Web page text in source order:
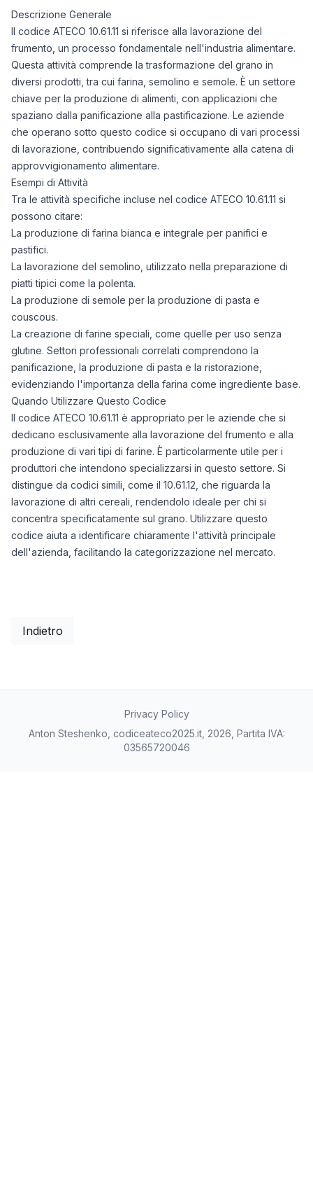
Descrizione Generale
Il codice ATECO 10.61.11 si riferisce alla lavorazione del
frumento, un processo fondamentale nell'industria alimentare.
Questa attività comprende la trasformazione del grano in
diversi prodotti, tra cui farina, semolino e semole. È un settore
chiave per la produzione di alimenti, con applicazioni che
spaziano dalla panificazione alla pastificazione. Le aziende
che operano sotto questo codice si occupano di vari processi
di lavorazione, contribuendo significativamente alla catena di
approvvigionamento alimentare.
Esempi di Attività
Tra le attività specifiche incluse nel codice ATECO 10.61.11 si
possono citare:
La produzione di farina bianca e integrale per panifici e
pastifici.
La lavorazione del semolino, utilizzato nella preparazione di
piatti tipici come la polenta.
La produzione di semole per la produzione di pasta e
couscous.
La creazione di farine speciali, come quelle per uso senza
glutine. Settori professionali correlati comprendono la
panificazione, la produzione di pasta e la ristorazione,
evidenziando l'importanza della farina come ingrediente base.
Quando Utilizzare Questo Codice
Il codice ATECO 10.61.11 è appropriato per le aziende che si
dedicano esclusivamente alla lavorazione del frumento e alla
produzione di vari tipi di farine. È particolarmente utile per i
produttori che intendono specializzarsi in questo settore. Si
distingue da codici simili, come il 10.61.12, che riguarda la
lavorazione di altri cereali, rendendolo ideale per chi si
concentra specificatamente sul grano. Utilizzare questo
codice aiuta a identificare chiaramente l'attività principale
dell'azienda, facilitando la categorizzazione nel mercato.
Indietro
Privacy Policy
Anton Steshenko, codiceateco2025.it, 2026, Partita IVA:
03565720046